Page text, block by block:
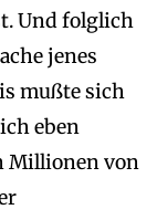
Und folglich
jenes
mußte sich
eben
Millionen von